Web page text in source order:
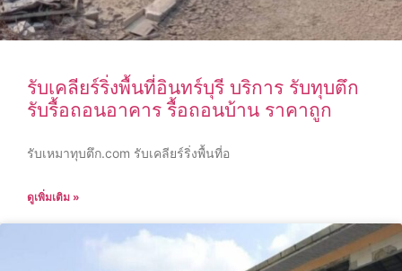
รับเคลียร์ริ่งพื้นที่อินทร์บุรี บริการ รับทุบตึก
รับรื้อถอนอาคาร รื้อถอนบ้าน ราคาถูก
รับเหมาทุบตึก.com รับเคลียร์ริ่งพื้นที่อ
ดูเพิ่มเติม »